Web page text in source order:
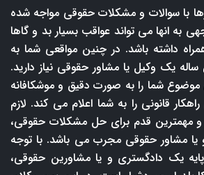
با سوالات و مشکلات حقوقی مواجه شده
به انها می تواند عواقب بسیار بد و گاها
داشته باشد. در چنین مواقعی شما به
یک وکیل یا مشاور حقوقی نیاز دارید.
شما را به صورت دقیق و موشکافانه
قانونی را به شما اعلام می کند. لازم
مهمترین قدم برای حل مشکلات حقوقی،
مشاور حقوقی مجرب می باشد. با توجه
یک دادگستری و یا مشاورین حقوقی،